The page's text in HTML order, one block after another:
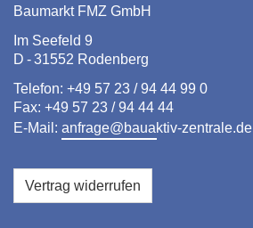
Baumarkt FMZ GmbH
Im Seefeld 9
D - 31552 Rodenberg
Telefon: +49 57 23 / 94 44 99 0
Fax: +49 57 23 / 94 44 44
E-Mail: anfrage@bauaktiv-zentrale.de
Vertrag widerrufen